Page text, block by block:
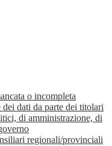
o incompleta
dati da parte dei titolari
di amministrazione, di
regionali/provinciali